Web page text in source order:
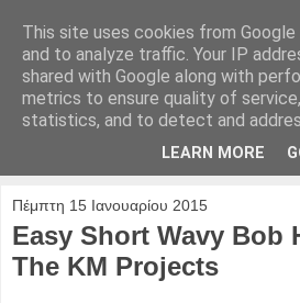
Πέμπτη 15 Ιανουαρίου 2015
Easy Short Wavy Bob
The KM Projects
This site uses cookies from
and to analyze traffic. Your IP
shared with Google along with
metrics to ensure quality of
statistics, and to detect and
LEARN MORE